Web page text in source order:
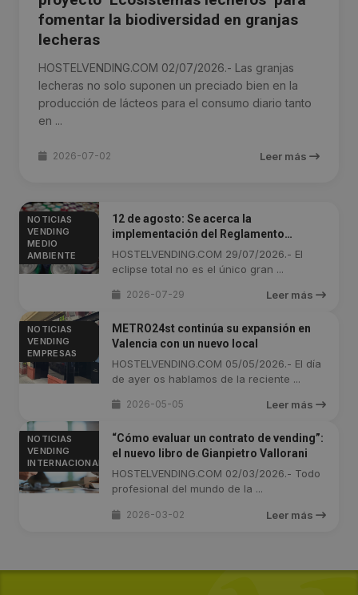
fomentar la biodiversidad en granjas
lecheras
HOSTELVENDING.COM 02/07/2026.- Las granjas
lecheras no solo suponen un preciado bien en la
producción de lácteos para el consumo diario tanto
en ...
2026-07-02 Leer más
NOTICIAS
VENDING
MEDIO
AMBIENTE
12 de agosto: Se acerca la
implementación del Reglamento
Europeo de Envases PPWR
HOSTELVENDING.COM 29/07/2026.- El
eclipse total no es el único gran ...
2026-07-29 Leer más
NOTICIAS
VENDING
EMPRESAS
METRO24st continúa su expansión en
Valencia con un nuevo local
HOSTELVENDING.COM 05/05/2026.- El día
de ayer os hablamos de la reciente ...
2026-05-05 Leer más
NOTICIAS
VENDING
INTERNACIONAL
“Cómo evaluar un contrato de vending”:
el nuevo libro de Gianpietro Vallorani
HOSTELVENDING.COM 02/03/2026.- Todo
profesional del mundo de la ...
2026-03-02 Leer más